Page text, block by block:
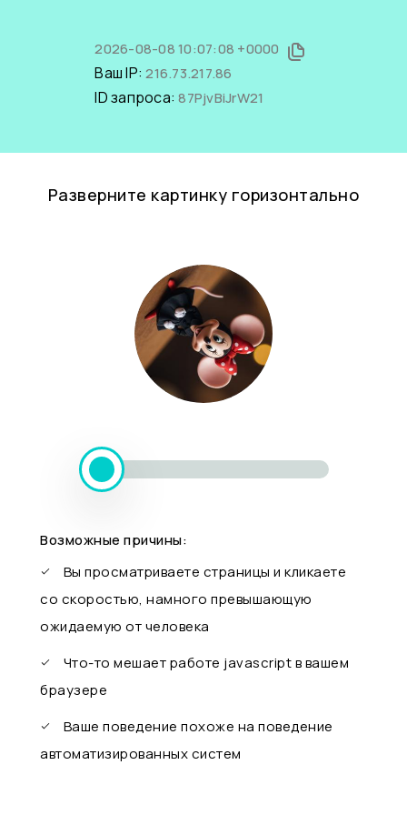
2026-08-08 10:07:08 +0000
Ваш IP:216.73.217.86
ID запроса:87PjvBiJrW21
Разверните картинку горизонтально
Возможные причины:
Вы просматриваете страницы и кликаете
со скоростью, намного превышающую
ожидаемую от человека
Что-то мешает работе javascript в вашем
браузере
Ваше поведение похоже на поведение
автоматизированных систем